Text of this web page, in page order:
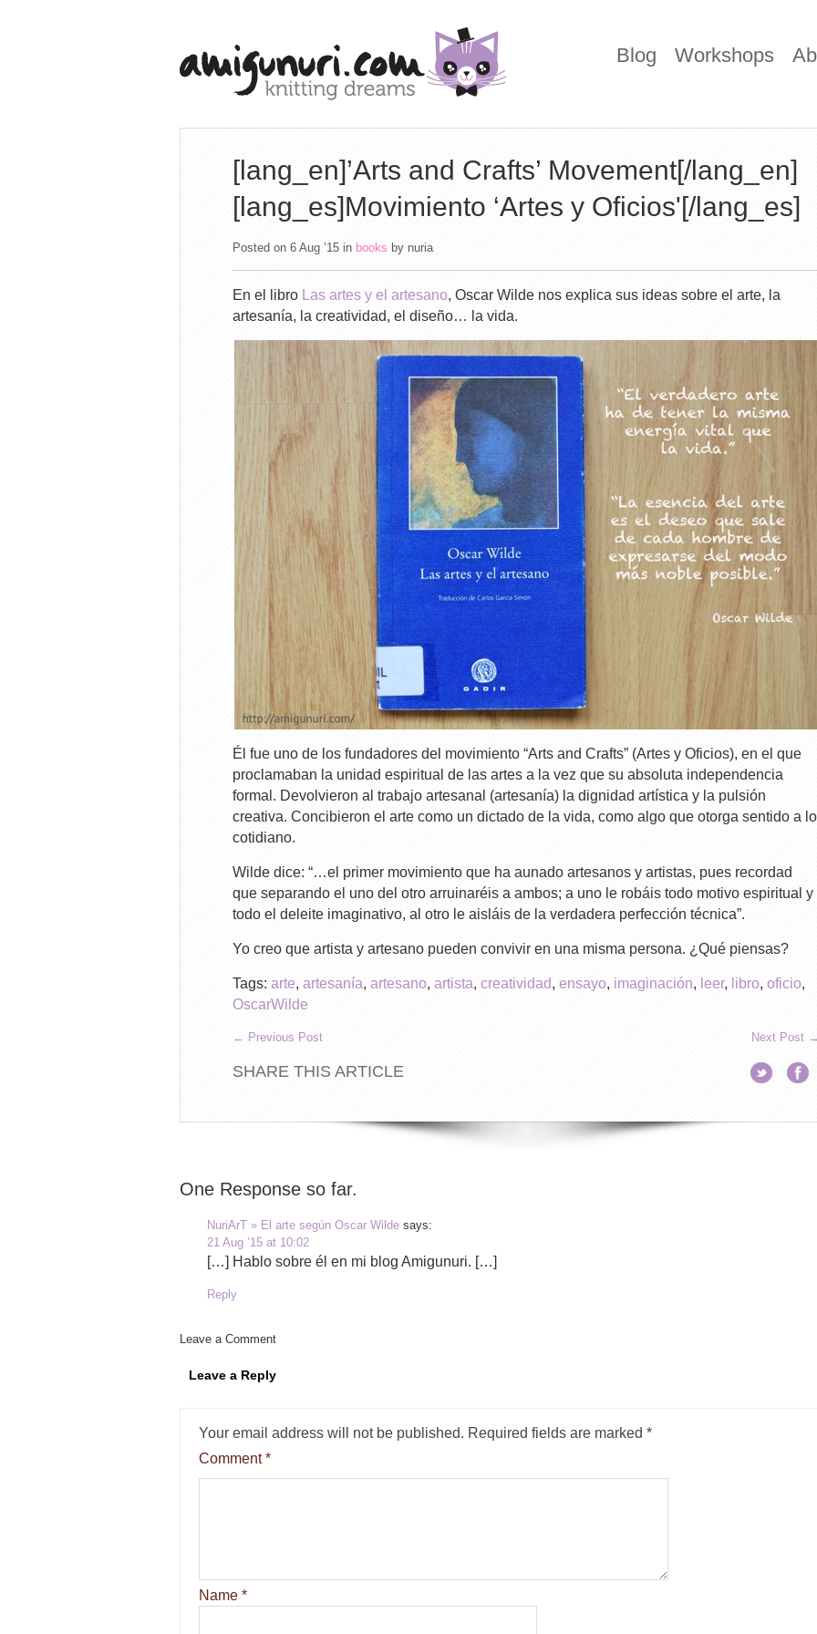
Blog Workshops
[lang_en]’Arts and Crafts’ Movement[/lang_en]
[lang_es]Movimiento ‘Artes y Oficios'[/lang_es]
Posted on 6 Aug ’15 in books by nuria
En el libro Las artes y el artesano, Oscar Wilde nos explica sus ideas sobre el arte, la
artesanía, la creatividad, el diseño… la vida.
Él fue uno de los fundadores del movimiento “Arts and Crafts” (Artes y Oficios), en el que
proclamaban la unidad espiritual de las artes a la vez que su absoluta independencia
formal. Devolvieron al trabajo artesanal (artesanía) la dignidad artística y la pulsión
creativa. Concibieron el arte como un dictado de la vida, como algo que otorga sentido a lo
cotidiano.
Wilde dice: “…el primer movimiento que ha aunado artesanos y artistas, pues recordad
que separando el uno del otro arruinaréis a ambos; a uno le robáis todo motivo espiritual y
todo el deleite imaginativo, al otro le aisláis de la verdadera perfección técnica”.
Yo creo que artista y artesano pueden convivir en una misma persona. ¿Qué piensas?
Tags: arte, artesanía, artesano, artista, creatividad, ensayo, imaginación, leer, libro, oficio,
OscarWilde
← Previous Post Next Post
SHARE THIS ARTICLE
One Response so far.
NuriArT » El arte según Oscar Wilde says:
21 Aug ’15 at 10:02
[…] Hablo sobre él en mi blog Amigunuri. […]
Reply
Leave a Comment
Leave a Reply
Your email address will not be published. Required fields are marked *
Comment*
Name *